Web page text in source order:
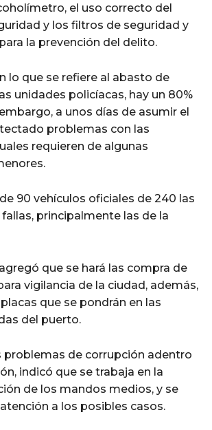
el uso correcto del
y los filtros de seguridad y
la prevención del delito.
lo que se refiere al abasto de
unidades policíacas, hay un 80%
a unos días de asumir el
problemas con las
requieren de algunas
90 vehículos oficiales de 240 las
principalmente las de la
que se hará las compra de
vigilancia de la ciudad, además,
que se pondrán en las
del puerto.
problemas de corrupción adentro
indicó que se trabaja en la
de los mandos medios, y se
a los posibles casos.